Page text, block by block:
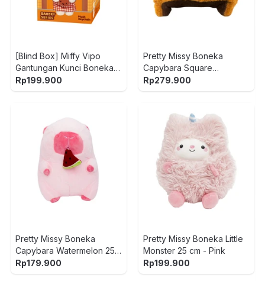
[Blind Box] Miffy Vipo
Gantungan Kunci Boneka
Plush Bakery
Rp199.900
Pretty Missy Boneka
Capybara Square
Stackable 40 cm - Cokelat
Rp279.900
Pretty Missy Boneka
Capybara Watermelon 25
cm - Pink
Rp179.900
Pretty Missy Boneka Little
Monster 25 cm - Pink
Rp199.900